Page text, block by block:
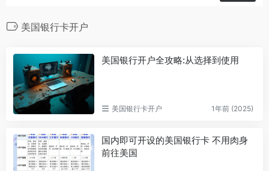
美国银行卡开户
美国银行开户全攻略:从选择到使用
美国银行卡开户 1年前 (2025)
国内即可开设的美国银行卡 不用肉身
前往美国